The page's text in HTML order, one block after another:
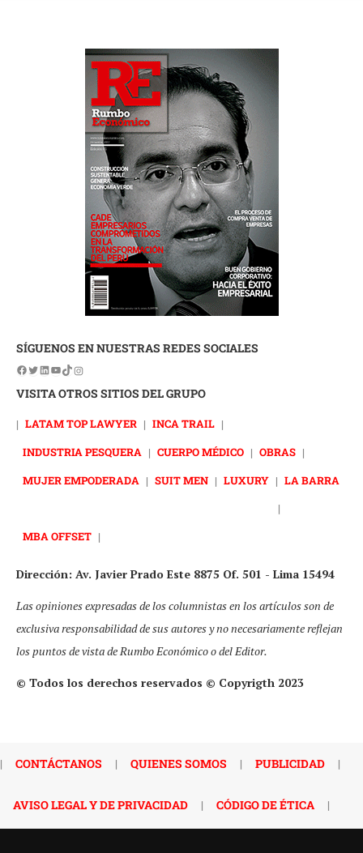
SÍGUENOS EN NUESTRAS REDES SOCIALES
VISITA OTROS SITIOS DEL GRUPO
| LATAM TOP LAWYER | INCA TRAIL |
INDUSTRIA PESQUERA | CUERPO MÉDICO | OBRAS |
MUJER EMPODERADA | SUIT MEN | LUXURY | LA BARRA
|
MBA OFFSET |
Dirección: Av. Javier Prado Este 8875 Of. 501 - Lima 15494
Las opiniones expresadas de los columnistas en los artículos son de
exclusiva responsabilidad de sus autores y no necesariamente reflejan
los puntos de vista de Rumbo Económico o del Editor.
© Todos los derechos reservados © Copyrigth 2023
| CONTÁCTANOS | QUIENES SOMOS | PUBLICIDAD |
AVISO LEGAL Y DE PRIVACIDAD | CÓDIGO DE ÉTICA |